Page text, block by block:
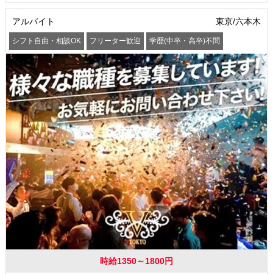
アルバイト 東京/六本木
シフト自由・相談OK フリーター歓迎 学歴(中卒・高卒)不問
髪型・髪色自由 交通費支給
時給1350～1800円